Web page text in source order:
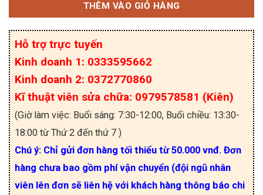
THÊM VÀO GIỎ HÀNG
Hỗ trợ trực tuyến
Kinh doanh 1: 0333595662
Kinh doanh 2: 0372770860
Kĩ thuật viên sửa chữa: 0979578581 (Kiên)
(Giờ làm việc: Buổi sáng: 7:30-12:00, Buổi chiều: 13:30-
18:00 từ Thứ 2 đến thứ 7 )
Chú ý: Chỉ gửi đơn hàng tối thiểu từ 50.000 vnđ. Đơn
hàng chưa bao gồm phí vận chuyển (đội ngũ nhân
viên lên đơn sẽ liên hệ với khách hàng thông báo chi